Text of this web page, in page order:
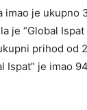
imao je ukupno
je “Global Ispat
prihod od
Ispat” je imao